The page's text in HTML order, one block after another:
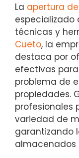
La apertura
especializado
técnicas y
Cueto, la
destaca por
efectivas
problema de
propiedades.
profesionales
variedad de
garantizando
almacenados